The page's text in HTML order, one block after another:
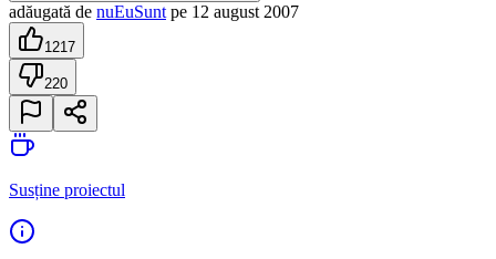
adăugată de nuEuSunt pe 12 august 2007
1217
220
Susține proiectul